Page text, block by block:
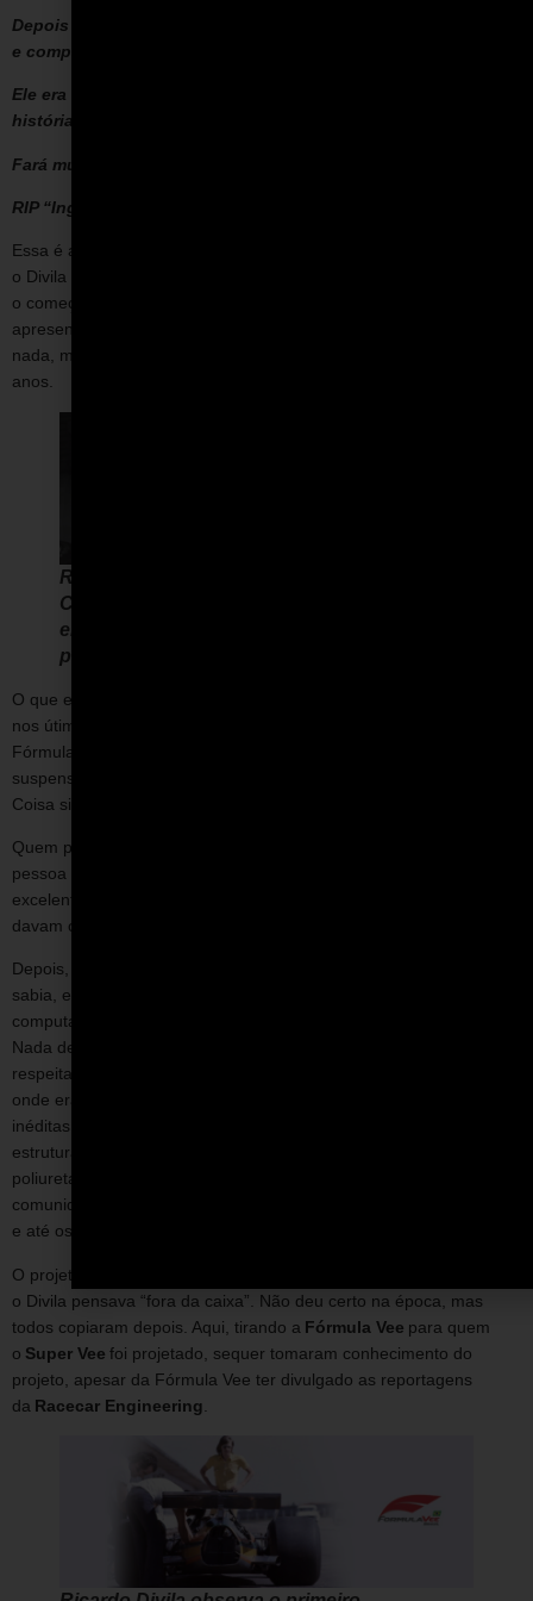
Depois da F1, ele participou de uma série de famosas equipes
e competições internacionais, como em Le Mans.
Ele era uma pessoa muito querida e um dos grandes da
história do automobilismo brasileiro.
Fará muita falta!
RIP “Inglês”, Abração, G.”
Essa é a declaração do Gerry, que conheceu e trabalhou com
o Divila desde a juventude. Ninguém melhor do que ele para contar
o começo da história. Eu jamais soube que foi o Gerry quem
apresentou o Divila para os Fittipaldis, porque o Gerry nunca falou
nada, mesmo sendo meu vizinho na Granja Vianna por mais de 20
anos.
Ricardo Divila no cockpit do primeiro
Copersucar Fittipaldi, ainda em construção,
em 1974 (crédito: arquivo
pessoal/Ricardo Divila).
O que eu tenho a dizer do Divila? Eu o conheci há 50 anos, mas
nos útimos anos ficamos mais próximos porque ele ajudou na
Fórmula Vee a pedido do Wilson. Facilmente, desenhou uma
suspensão traseira multilink para uso de câmbio de 5 marchas.
Coisa simples e bem feita.
Quem pensa que o Divila era um “petrolhead” se engana, era uma
pessoa culta, adorava música clássica, filosofia e tinha um humor
excelente, jamais o vi nervoso, mesmo quando as coisas não
davam certo.
Depois, desenhou um
sabia, e sabia muito. Ele parecia um mágico, sentava no
computador e em horas já tinha o projeto pronto e desenhado.
Nada de fibra de carbono. Ele deixou claro em artigos na mais
respeitada revista de automobilismo, a
onde era colunista, que iria fazer um carro tubular, mas com coisas
inéditas de segurança para velocidades maiores. Projetou uma
estrutura tubular leve com chapas duplas de aço soldadas e
poliuretano no meio. Chegou num peso de projeto de 380 kg. A
comunidade dos engenheiros de automobilismo gostou do projeto
e até os chineses se interessaram.
O projeto do
o Divila pensava “fora da caixa”. Não deu certo na época, mas
todos copiaram depois. Aqui, tirando a Fórmula Vee para quem
o Super Vee foi projetado, sequer tomaram conhecimento do
projeto, apesar da Fórmula Vee ter divulgado as reportagens
da Racecar Engineering